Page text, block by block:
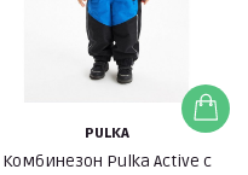
PULKA
Комбинезон Pulka Active с